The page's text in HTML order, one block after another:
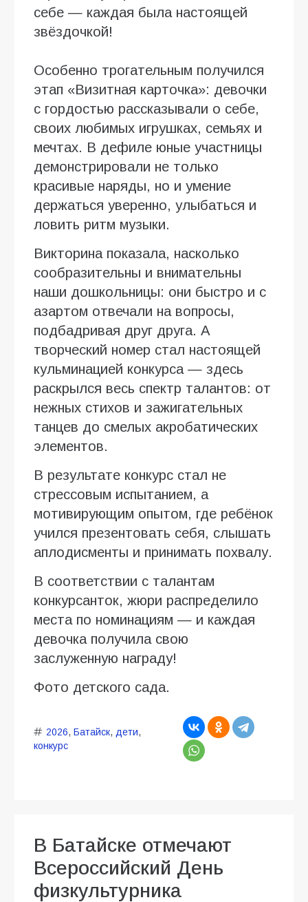
себе — каждая была настоящей
звёздочкой!
Особенно трогательным получился
этап «Визитная карточка»: девочки
с гордостью рассказывали о себе,
своих любимых игрушках, семьях и
мечтах. В дефиле юные участницы
демонстрировали не только
красивые наряды, но и умение
держаться уверенно, улыбаться и
ловить ритм музыки.
Викторина показала, насколько
сообразительны и внимательны
наши дошкольницы: они быстро и с
азартом отвечали на вопросы,
подбадривая друг друга. А
творческий номер стал настоящей
кульминацией конкурса — здесь
раскрылся весь спектр талантов: от
нежных стихов и зажигательных
танцев до смелых акробатических
элементов.
В результате конкурс стал не
стрессовым испытанием, а
мотивирующим опытом, где ребёнок
учился презентовать себя, слышать
аплодисменты и принимать похвалу.
В соответствии с талантам
конкурсанток, жюри распределило
места по номинациям — и каждая
девочка получила свою
заслуженную награду!
Фото детского сада.
2026, Батайск, дети,
конкурс
В Батайске отмечают
Всероссийский День
физкультурника